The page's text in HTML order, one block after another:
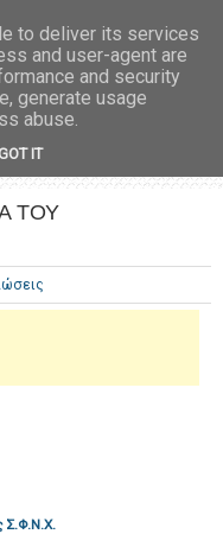
ΤΟΥ
Σ.Φ.Ν.Χ.
to deliver its services
and user-agent are
and security
generate usage
abuse.
GOT IT